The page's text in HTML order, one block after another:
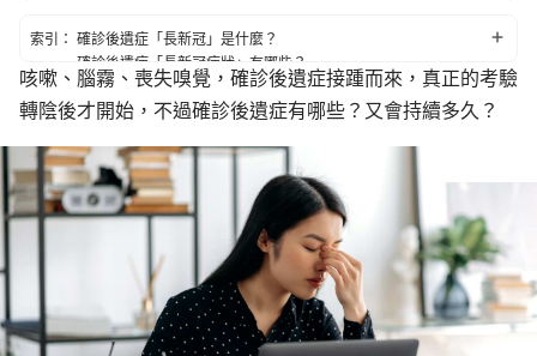
索引： 確診後遺症「長新冠」是什麼？
確診後遺症「長新冠症狀」有哪些？
1.頭痛、嗅覺異常
2.頭暈、胸悶胸痛、心悸
4.心理健康症狀
5.其他症狀
新冠肺炎後遺症常見症狀
確診後遺症4大高風險族群
咳嗽、腦霧、喪失嗅覺，確診後遺症接踵而來，真正的考驗
轉陰後才開始，不過確診後遺症有哪些？又會持續多久？